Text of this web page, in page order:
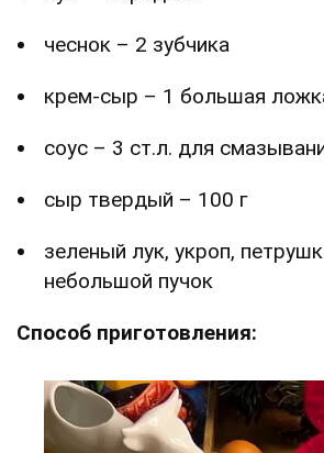
чеснок – 2 зубчика
крем-сыр – 1 большая
соус – 3 ст.л. для
сыр твердый – 100 г
зеленый лук, укроп,
небольшой пучок
Способ приготовления: